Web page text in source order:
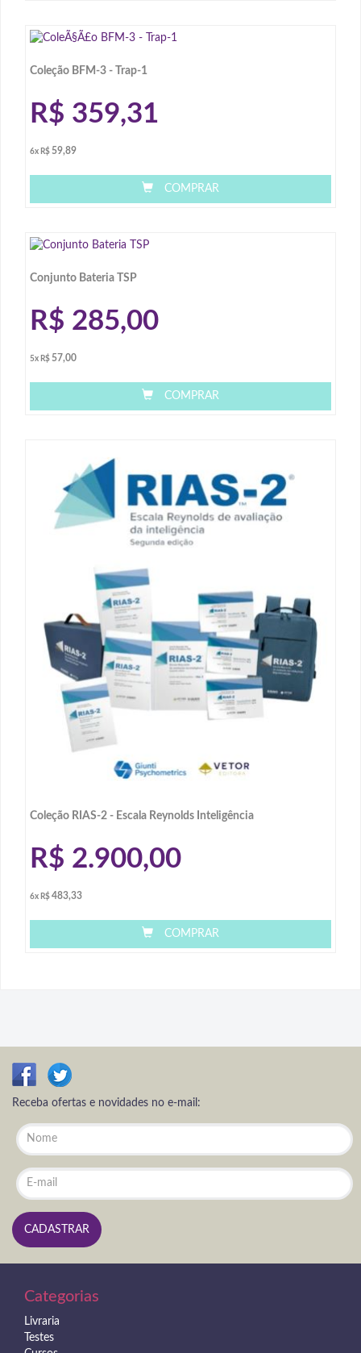
Coleção BFM-3 - Trap-1
R$ 359,31
6x R$ 59,89
COMPRAR
Conjunto Bateria TSP
R$ 285,00
5x R$ 57,00
COMPRAR
Coleção RIAS-2 - Escala Reynolds Inteligência
R$ 2.900,00
6x R$ 483,33
COMPRAR
Receba ofertas e novidades no e-mail:
Categorias
Livraria
Testes